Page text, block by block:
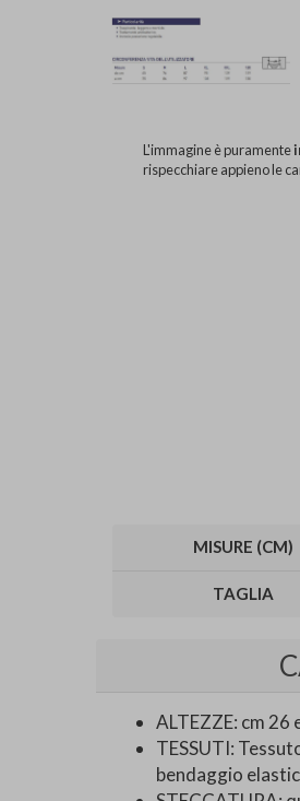
L'immagine è puramente
rispecchiare appieno le
MISURE (CM)
TAGLIA
ALTEZZE: cm 26
TESSUTI:
bendaggio